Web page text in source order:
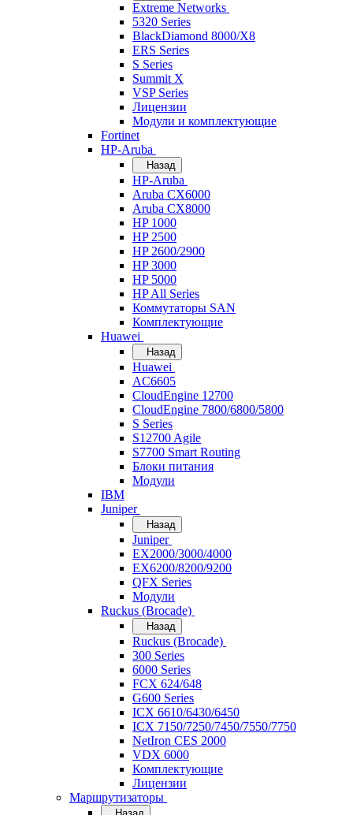
Extreme Networks
5320 Series
BlackDiamond 8000/X8
ERS Series
S Series
Summit X
VSP Series
Лицензии
Модули и комплектующие
Fortinet
HP-Aruba
Назад
HP-Aruba
Aruba CX6000
Aruba CX8000
HP 1000
HP 2500
HP 2600/2900
HP 3000
HP 5000
HP All Series
Коммутаторы SAN
Комплектующие
Huawei
Назад
Huawei
AC6605
CloudEngine 12700
CloudEngine 7800/6800/5800
S Series
S12700 Agile
S7700 Smart Routing
Блоки питания
Модули
IBM
Juniper
Назад
Juniper
EX2000/3000/4000
EX6200/8200/9200
QFX Series
Модули
Ruckus (Brocade)
Назад
Ruckus (Brocade)
300 Series
6000 Series
FCX 624/648
G600 Series
ICX 6610/6430/6450
ICX 7150/7250/7450/7550/7750
NetIron CES 2000
VDX 6000
Комплектующие
Лицензии
Маршрутизаторы